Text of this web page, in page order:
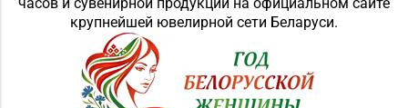
часов и сувенирной продукции на официальном сайте
крупнейшей ювелирной сети Беларуси.